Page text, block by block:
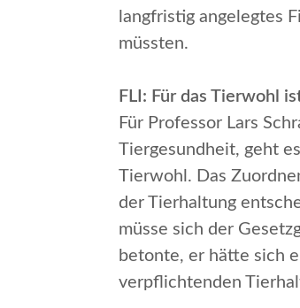
langfristig angelegtes
müssten.
FLI: Für das Tierwohl
Für Professor Lars
Tiergesundheit, geht
Tierwohl. Das
der Tierhaltung
müsse sich der
betonte, er hätte sich
verpflichtenden